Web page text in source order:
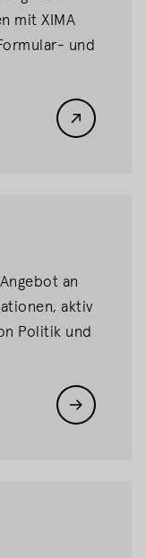
mit XIMA
und
an
aktiv
Politik und